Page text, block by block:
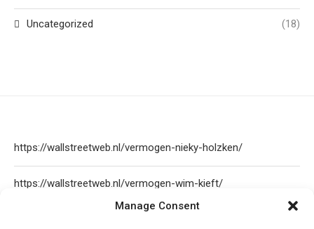
Manage Consent
Uncategorized (18)
https://wallstreetweb.nl/vermogen-nieky-holzken/
https://wallstreetweb.nl/vermogen-wim-kieft/